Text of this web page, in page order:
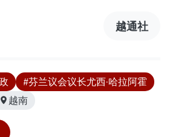
越通社
#芬兰议会议长尤西·哈拉阿霍
越南